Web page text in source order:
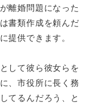
離婚問題になった
書類作成を頼んだ
提供できます。
して彼ら彼女らを
、市役所に長く務
てるんだろう、と